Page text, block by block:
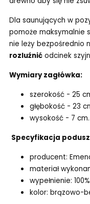
Dla saunujących w
pomoże maksymalnie
nie leży bezpośrednio
rozluźnić odcinek
Wymiary zagłówka:
szerokość - 25
głębokość - 23
wysokość - 7 cm.
Specyfikacja
producent:
materiał
wypełnienie:
kolor: brązowo-